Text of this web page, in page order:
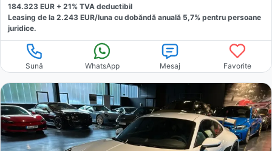
184.323 EUR + 21% TVA deductibil
Leasing de la 2.243 EUR/luna cu dobăndă anuală 5,7% pentru persoane
juridice.
Sună WhatsApp Mesaj Favorite